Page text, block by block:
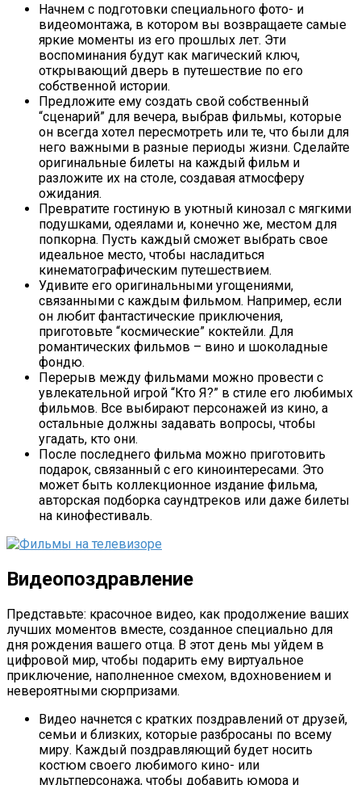
Начнем с подготовки специального фото- и
видеомонтажа, в котором вы возвращаете самые
яркие моменты из его прошлых лет. Эти
воспоминания будут как магический ключ,
открывающий дверь в путешествие по его
собственной истории.
Предложите ему создать свой собственный
“сценарий” для вечера, выбрав фильмы, которые
он всегда хотел пересмотреть или те, что были для
него важными в разные периоды жизни. Сделайте
оригинальные билеты на каждый фильм и
разложите их на столе, создавая атмосферу
ожидания.
Превратите гостиную в уютный кинозал с мягкими
подушками, одеялами и, конечно же, местом для
попкорна. Пусть каждый сможет выбрать свое
идеальное место, чтобы насладиться
кинематографическим путешествием.
Удивите его оригинальными угощениями,
связанными с каждым фильмом. Например, если
он любит фантастические приключения,
приготовьте “космические” коктейли. Для
романтических фильмов – вино и шоколадные
фондю.
Перерыв между фильмами можно провести с
увлекательной игрой “Кто Я?” в стиле его любимых
фильмов. Все выбирают персонажей из кино, а
остальные должны задавать вопросы, чтобы
угадать, кто они.
После последнего фильма можно приготовить
подарок, связанный с его киноинтересами. Это
может быть коллекционное издание фильма,
авторская подборка саундтреков или даже билеты
на кинофестиваль.
Видеопоздравление
Представьте: красочное видео, как продолжение ваших
лучших моментов вместе, созданное специально для
дня рождения вашего отца. В этот день мы уйдем в
цифровой мир, чтобы подарить ему виртуальное
приключение, наполненное смехом, вдохновением и
невероятными сюрпризами.
Видео начнется с кратких поздравлений от друзей,
семьи и близких, которые разбросаны по всему
миру. Каждый поздравляющий будет носить
костюм своего любимого кино- или
мультперсонажа, чтобы добавить юмора и